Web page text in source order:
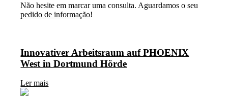
Não hesite em marcar uma consulta. Aguardamos o seu
pedido de informação!
Innovativer Arbeitsraum auf PHOENIX
West in Dortmund Hörde
Ler mais